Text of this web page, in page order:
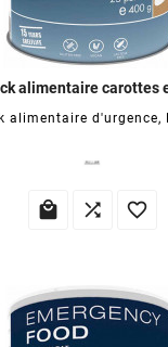
alimentaire carottes
alimentaire d'urgence,
  